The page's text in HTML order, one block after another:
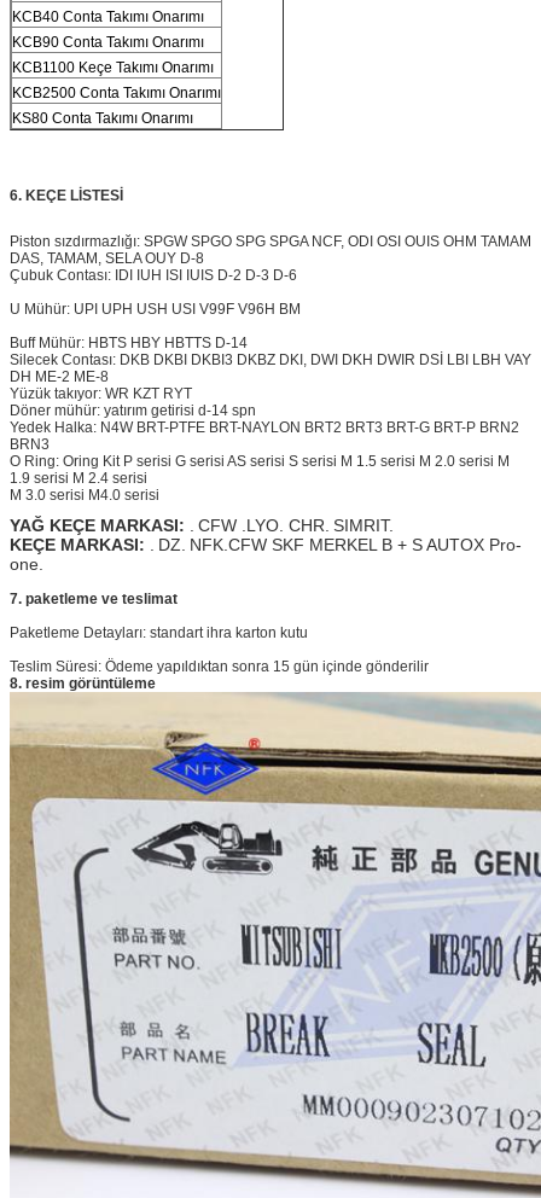
KCB40 Conta Takımı Onarımı
KCB90 Conta Takımı Onarımı
KCB1100 Keçe Takımı Onarımı
KCB2500 Conta Takımı Onarımı
KS80 Conta Takımı Onarımı
6. KEÇE LİSTESİ
Piston sızdırmazlığı: SPGW SPGO SPG SPGA NCF, ODI OSI OUIS OHM TAMAM
DAS, TAMAM, SELA OUY D-8
Çubuk Contası: IDI IUH ISI IUIS D-2 D-3 D-6
U Mühür: UPI UPH USH USI V99F V96H BM
Buff Mühür: HBTS HBY HBTTS D-14
Silecek Contası: DKB DKBI DKBI3 DKBZ DKI, DWI DKH DWIR DSİ LBI LBH VAY
DH ME-2 ME-8
Yüzük takıyor: WR KZT RYT
Döner mühür: yatırım getirisi d-14 spn
Yedek Halka: N4W BRT-PTFE BRT-NAYLON BRT2 BRT3 BRT-G BRT-P BRN2
BRN3
O Ring: Oring Kit P serisi G serisi AS serisi S serisi M 1.5 serisi M 2.0 serisi M
1.9 serisi M 2.4 serisi
M 3.0 serisi M4.0 serisi
YAĞ KEÇE MARKASI: CFW .LYO. CHR. SIMRIT.
KEÇE MARKASI:
DZ. NFK.CFW SKF MERKEL B + S AUTOX Pro-
one.
7. paketleme ve teslimat
Paketleme Detayları: standart ihra karton kutu
Teslim Süresi: Ödeme yapıldıktan sonra 15 gün içinde gönderilir
8. resim görüntüleme